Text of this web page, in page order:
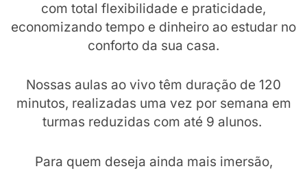
com total flexibilidade e praticidade,
economizando tempo e dinheiro ao estudar no
conforto da sua casa.
Nossas aulas ao vivo têm duração de 120
minutos, realizadas uma vez por semana em
turmas reduzidas com até 9 alunos.
Para quem deseja ainda mais imersão,